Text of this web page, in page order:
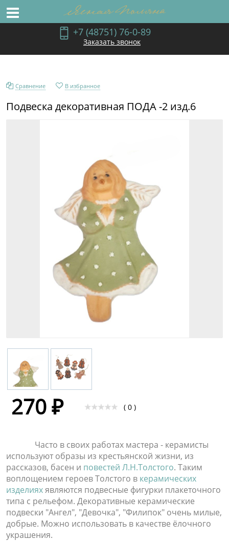
+7 (48751) 76-0-89
Заказать звонок
Сравнение В избранное
Подвеска декоративная ПОДА -2 изд.6
270 ₽ ( 0 )
Часто в своих работах мастера - керамисты
используют образы из крестьянской жизни, из
рассказов, басен и повестей Л.Н.Толстого. Таким
воплощением героев Толстого в керамических
изделияхявляются подвесные фигурки плакеточного
типа с рельефом. Декоративные керамические
подвески "Ангел", "Девочка", "Филипок" очень милые,
добрые. Можно использовать в качестве ёлочного
украшения.